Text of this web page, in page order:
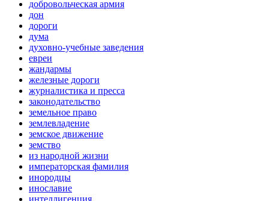
добровольческая армия
дон
дороги
дума
духовно-учебные заведения
евреи
жандармы
железные дороги
журналистика и пресса
законодательство
земельное право
землевладение
земское движение
земство
из народной жизни
императорская фамилия
инородцы
инославие